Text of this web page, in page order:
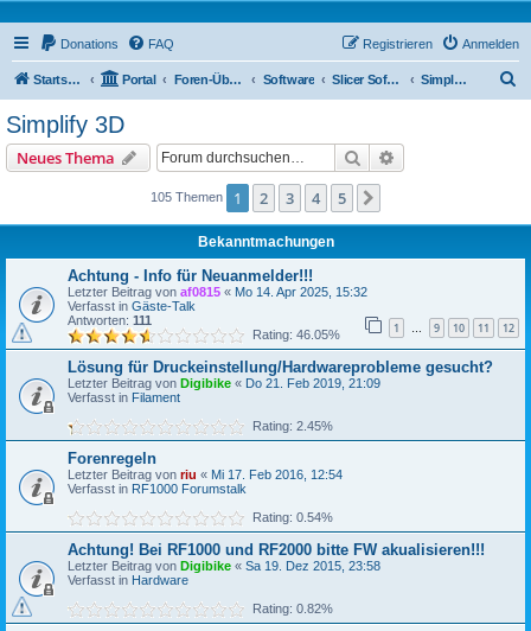
Donations FAQ Anmelden
Registrieren
Startseite Portal Foren-Übersicht Software Slicer Software Simplify 3D
Simplify 3D
Neues Thema Suche
105 Themen 1 2 3 4 5
Bekanntmachungen
Achtung - Info für Neuanmelder!!!
Letzter Beitrag von af0815 « Mo 14. Apr 2025, 15:32
Verfasst in Gäste-Talk
Antworten: 111 1 … 9 10 11 12
Rating: 46.05%
Lösung für Druckeinstellung/Hardwareprobleme gesucht?
Letzter Beitrag von Digibike « Do 21. Feb 2019, 21:09
Verfasst in Filament
Rating: 2.45%
Forenregeln
Letzter Beitrag von riu « Mi 17. Feb 2016, 12:54
Verfasst in RF1000 Forumstalk
Rating: 0.54%
Achtung! Bei RF1000 und RF2000 bitte FW akualisieren!!!
Letzter Beitrag von Digibike « Sa 19. Dez 2015, 23:58
Verfasst in Hardware
Rating: 0.82%